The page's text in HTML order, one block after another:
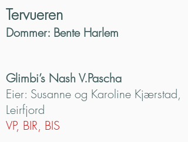
Tervueren
Dommer: Bente Harlem
Glimbi’s Nash V.Pascha
Eier: Susanne og Karoline Kjærstad,
Leirfjord
VP, BIR, BIS